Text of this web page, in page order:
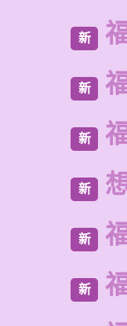
新
新
新
新
新
新